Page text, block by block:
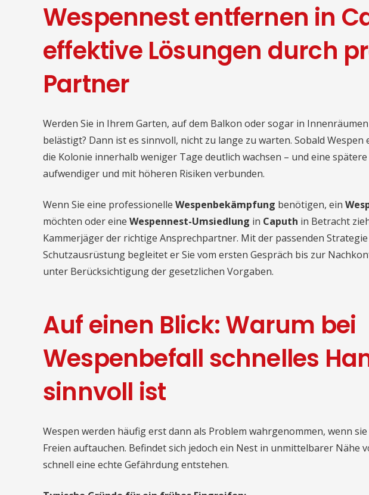
Wespennest entfernen in
effektive Lösungen durch
Partner
Werden Sie in Ihrem Garten, auf dem Balkon oder sogar in
belästigt? Dann ist es sinnvoll, nicht zu lange zu warten. Sobald
die Kolonie innerhalb weniger Tage deutlich wachsen – und eine
aufwendiger und mit höheren Risiken verbunden.
Wenn Sie eine professionelle Wespenbekämpfung benötigen, ein
möchten oder eine Wespennest-Umsiedlung in Caputh in Betracht
Kammerjäger der richtige Ansprechpartner. Mit der passenden
Schutzausrüstung begleitet er Sie vom ersten Gespräch bis zur
unter Berücksichtigung der gesetzlichen Vorgaben.
Auf einen Blick: Warum bei
Wespenbefall schnelles
sinnvoll ist
Wespen werden häufig erst dann als Problem wahrgenommen, wenn
Freien auftauchen. Befindet sich jedoch ein Nest in unmittelbarer Nähe
schnell eine echte Gefährdung entstehen.